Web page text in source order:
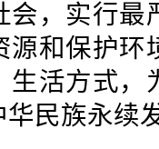
会，实行最
源和保护环
生活方式，
民族永续